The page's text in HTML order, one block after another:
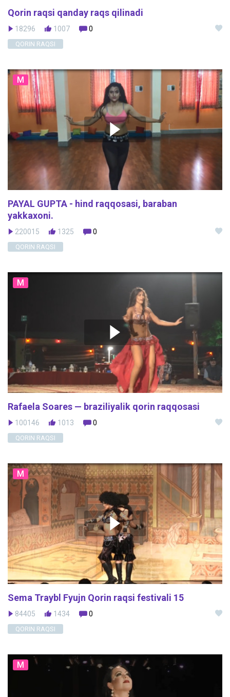
Qorin raqsi qanday raqs qilinadi
18296 1007 0
QORIN RAQSI
M
PAYAL GUPTA - hind raqqosasi, baraban
yakkaxoni.
220015 1325 0
QORIN RAQSI
M
Rafaela Soares — braziliyalik qorin raqqosasi
100146 1013 0
QORIN RAQSI
M
Sema Traybl Fyujn Qorin raqsi festivali 15
84405 1434 0
QORIN RAQSI
M